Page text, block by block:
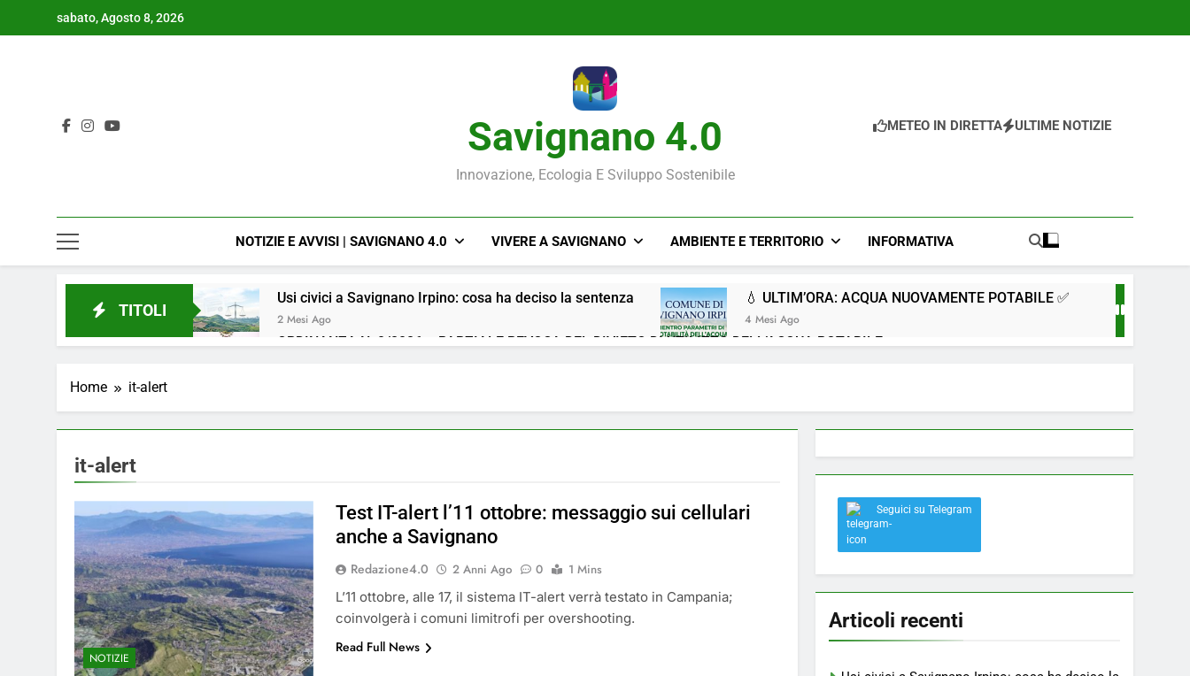
sabato, Agosto 8, 2026
Savignano 4.0
Innovazione, Ecologia E Sviluppo Sostenibile
METEO IN DIRETTA ULTIME NOTIZIE
NOTIZIE E AVVISI | SAVIGNANO 4.0 VIVERE A SAVIGNANO AMBIENTE E TERRITORIO INFORMATIVA
TITOLI
Usi civici a Savignano Irpino: cosa ha deciso la sentenza
2 Mesi Ago
💧 ULTIM’ORA: ACQUA NUOVAMENTE POTABILE ✅
4 Mesi Ago
ORDINANZA N. 8/2026 – PARZIALE REVOCA DEL DIVIETO DI UTILIZZO DELL’ACQUA POTABILE
5 Mesi Ago
⚠️ Emergenza Acqua a Savignano Irpino: Ordinanza n. 7 del 26 Marzo 2026
10 Mesi Ago
Postamat chiuso di notte a Savignano: misura anti-rapina fino alle 8:30
11 Mesi Ago
💡 Savignano 4.0 si rinnova: scopri la nuova grafica del blog dedicato al futuro del nostro paese
1 Anno Ago
🌤️ Nuova Webcam Live per il Meteo a Savignano Irpino!
2 Anni Ago
Test IT-alert l’11 ottobre: messaggio sui cellulari anche a Savignano
2 Anni Ago
Home it-alert
it-alert
NOTIZIE
Test IT-alert l’11 ottobre: messaggio sui cellulari
anche a Savignano
Redazione4.0 2 Anni Ago 0
1 Mins
L’11 ottobre, alle 17, il sistema IT-alert verrà testato in Campania;
coinvolgerà i comuni limitrofi per overshooting.
Read Full News
Seguici su Telegram
Articoli recenti